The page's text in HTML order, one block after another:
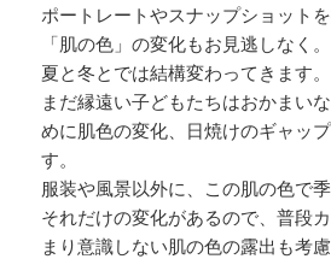
ポートレートやスナップショット
「肌の色」の変化もお見逃しなく。
夏と冬とでは結構変わってきます
まだ縁遠い子どもたちはおかまい
めに肌色の変化、日焼けのギャッ
す。
服装や風景以外に、この肌の色で
それだけの変化があるので、普段
まり意識しない肌の色の露出も考